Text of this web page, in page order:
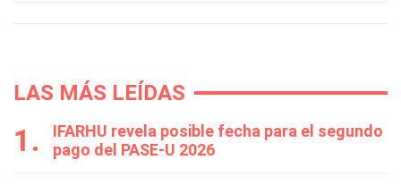
LAS MÁS LEÍDAS
IFARHU revela posible fecha para el segundo
pago del PASE-U 2026